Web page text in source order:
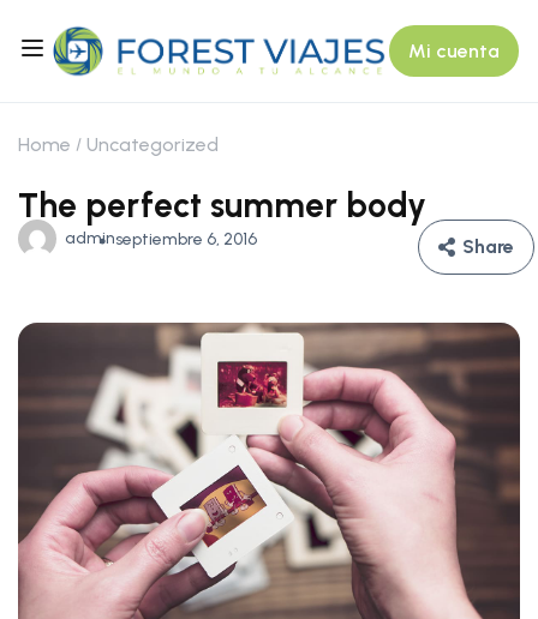
Mi cuenta
Home Uncategorized
The perfect summer body
adminseptiembre 6, 2016 Share